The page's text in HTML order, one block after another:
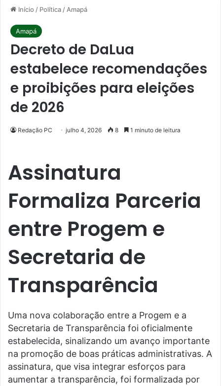
Início / Política / Amapá
Amapá
Decreto de DaLua
estabelece recomendações
e proibições para eleições
de 2026
Redação PC julho 4, 2026 8 1 minuto de leitura
Assinatura
Formaliza Parceria
entre Progem e
Secretaria de
Transparência
Uma nova colaboração entre a Progem e a
Secretaria de Transparência foi oficialmente
estabelecida, sinalizando um avanço importante
na promoção de boas práticas administrativas. A
assinatura, que visa integrar esforços para
aumentar a transparência, foi formalizada por